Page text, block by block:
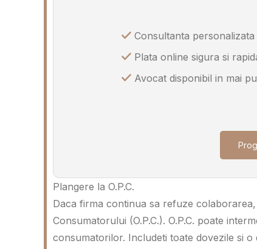
Consultanta personalizata
Plata online sigura si
Avocat disponibil in mai
Plangere la O.P.C.
Daca firma continua sa refuze
Consumatorului (O.P.C.). O.P.C. poate
consumatorilor. Includeti toate dovezile si